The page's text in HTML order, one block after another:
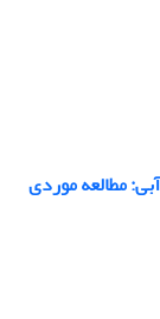
مطالعه موردی